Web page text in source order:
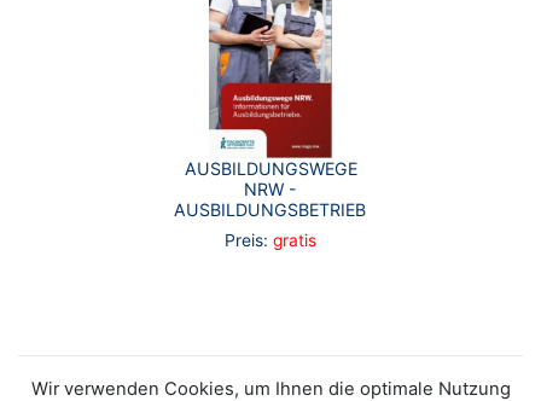
AUSBILDUNGSWEGE
NRW -
AUSBILDUNGSBETRIEBE
Preis: gratis
Wir verwenden Cookies, um Ihnen die optimale Nutzung